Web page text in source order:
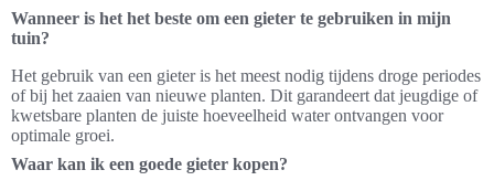
Wanneer is het het beste om een gieter te gebruiken in mijn
tuin?
Het gebruik van een gieter is het meest nodig tijdens droge periodes
of bij het zaaien van nieuwe planten. Dit garandeert dat jeugdige of
kwetsbare planten de juiste hoeveelheid water ontvangen voor
optimale groei.
Waar kan ik een goede gieter kopen?